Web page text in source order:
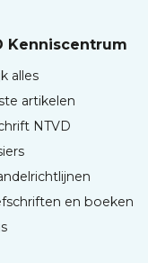
Kenniscentrum
alles
artikelen
NTVD
en boeken